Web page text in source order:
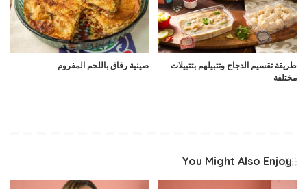
طريقة تقسيم الدجاج وتتبيلهم بتتبيلات
مختلفة
صينية رقاق باللحم المفروم
You Might Also Enjoy